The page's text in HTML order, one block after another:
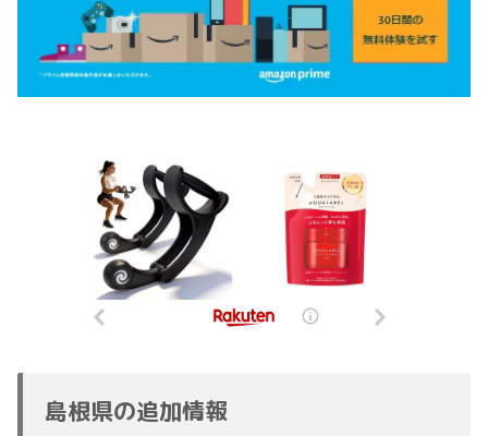
島根県の追加情報